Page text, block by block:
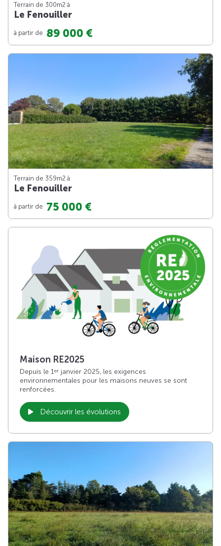
Terrain de 300m2 à
Le Fenouiller
à partir de 89 000 €
Terrain de 359m2 à
Le Fenouiller
à partir de 75 000 €
Maison RE2025
Depuis le 1er janvier 2025, les exigences
environnementales pour les maisons neuves se sont
renforcées.
Découvrir les évolutions